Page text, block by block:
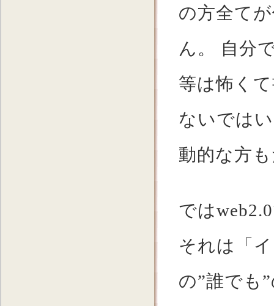
の方全て
ん。 自分
等は怖く
ないでは
動的な方
では
それは「
の”誰でも